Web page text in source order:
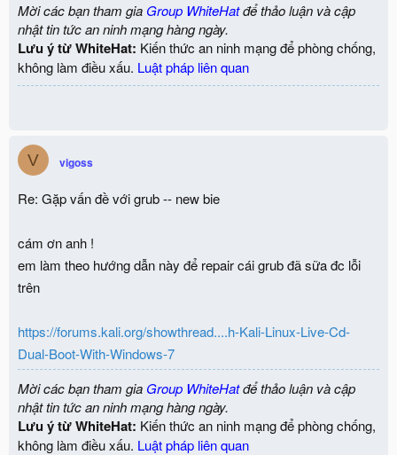
Mời các bạn tham gia Group WhiteHatđể thảo luận và cập
nhật tin tức an ninh mạng hàng ngày.
Lưu ý từ WhiteHat: Kiến thức an ninh mạng để phòng chống,
không làm điều xấu. Luật pháp liên quan
V vigoss
Re: Gặp vấn đề với grub -- new bie
cám ơn anh !
em làm theo hướng dẫn này để repair cái grub đã sữa đc lỗi
trên
https://forums.kali.org/showthread....h-Kali-Linux-Live-Cd-
Dual-Boot-With-Windows-7
Mời các bạn tham gia Group WhiteHatđể thảo luận và cập
nhật tin tức an ninh mạng hàng ngày.
Lưu ý từ WhiteHat: Kiến thức an ninh mạng để phòng chống,
không làm điều xấu. Luật pháp liên quan